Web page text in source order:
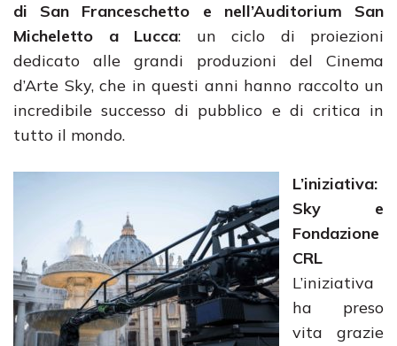
di San Franceschetto e nell’Auditorium San
Micheletto a Lucca: un ciclo di proiezioni
dedicato alle grandi produzioni del Cinema
d’Arte Sky, che in questi anni hanno raccolto un
incredibile successo di pubblico e di critica in
tutto il mondo.
L’iniziativa:
Sky e
Fondazione
CRL
L’iniziativa
ha preso
vita grazie